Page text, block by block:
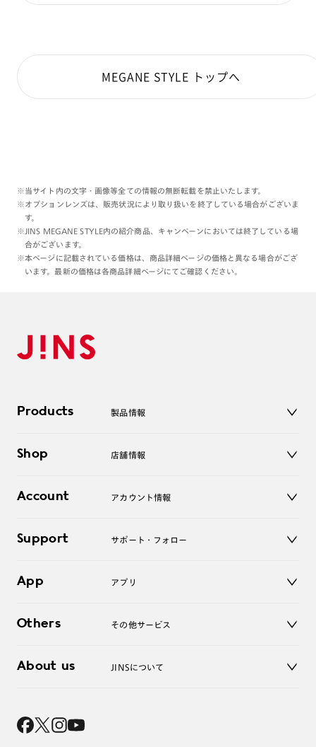
MEGANE STYLE トップへ
※当サイト内の文字・画像等全ての情報の無断転載を禁止いたします。
※オプションレンズは、販売状況により取り扱いを終了している場合がございま
す。
※JINS MEGANE STYLE内の紹介商品、キャンペーンにおいては終了している場
合がございます。
※本ページに記載されている価格は、商品詳細ページの価格と異なる場合がござ
います。最新の価格は各商品詳細ページにてご確認ください。
Products 製品情報
サングラス
コンタクトレンズ
アクセサリー
Shop 店舗情報
オンラインショップ
Account アカウント情報
ログアウト
Support サポート・フォロー
よくあるご質問
お問い合わせ
App アプリ
Others その他サービス
レンズ交換
About us JINSについて
採用情報